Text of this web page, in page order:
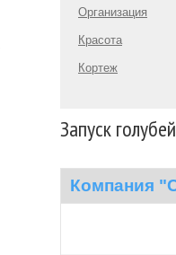
Организация
Красота
Кортеж
Запуск
Компания